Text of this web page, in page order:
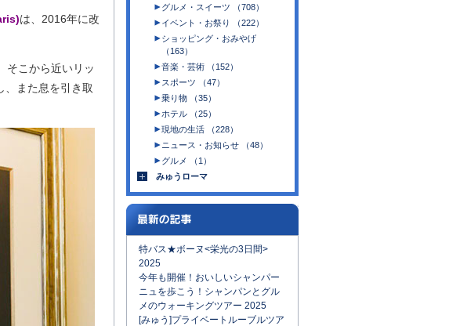
は、2016年に改
そこから近いリッ
、また息を引き取
グルメ・スイーツ （708）
イベント・お祭り （222）
ショッピング・おみやげ
（163）
音楽・芸術 （152）
スポーツ （47）
乗り物 （35）
ホテル （25）
現地の生活 （228）
ニュース・お知らせ （48）
グルメ （1）
みゅうローマ
特バス★ボーヌ<栄光の3日間>
2025
今年も開催！おいしいシャンパー
ニュを歩こう！シャンパンとグル
メのウォーキングツアー 2025
[みゅう]プライベートルーブルツア